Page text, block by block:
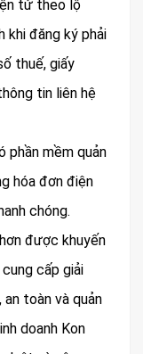
tử theo lộ
khi đăng ký phải
thuế, giấy
tin liên hệ
phần mềm quản
hóa đơn điện
chóng.
được khuyến
cấp giải
toàn và quản
doanh Kon